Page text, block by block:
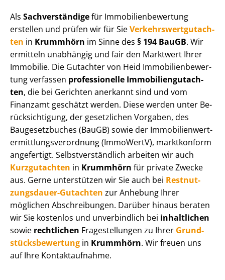
Als Sachverständigefür Im­mo­bi­li­en­be­wer­tung
erstellen und prüfen wir für SieVer­kehrs­wert­gut­ach­
ten in Krummhörn im Sinne des § 194 BauGB. Wir
ermitteln unabhängig und fair den Marktwert Ihrer
Immobilie. Die Gutachter von Heid Im­mo­bi­li­en­be­wer­
tung verfassen professionelle Im­mo­bi­li­en­gut­ach­
ten, die bei Gerichten anerkannt sind und vom
Finanzamt geschätzt werden. Diese werden unter Be­
rück­sich­ti­gung, der gesetzlichen Vorgaben, des
Baugesetzbuches (BauGB) sowie der Im­mo­bi­li­en­wert­
ermitt­lungs­ver­ord­nung (ImmoWertV), marktkonform
angefertigt. Selbst­ver­ständ­lich arbeiten wir auch
Kurzgutachten in Krummhörn für private Zwecke
aus. Gerne unterstützen wir Sie auch bei Rest­nut­
zungs­dau­er-Gutachten zur Anhebung Ihrer
möglichen Abschreibungen. Darüber hinaus beraten
wir Sie kostenlos und unverbindlich bei inhaltlichen
sowie rechtlichen Fragestellungen zu Ihrer Grund­
stücks­be­wer­tung in Krummhörn. Wir freuen uns
auf Ihre Kontaktaufnahme.